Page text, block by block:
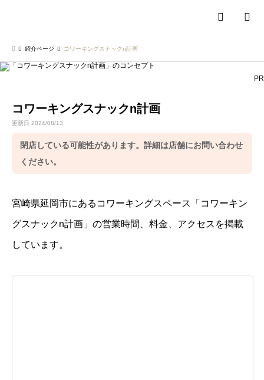
紹介ページ コワーキングスナックn計画
PR
コワーキングスナックn計画
更新日 2024/08/13
閉店している可能性があります。詳細は店舗にお問い合わせ
ください。
宮崎県延岡市にあるコワーキングスペース「コワーキン
グスナックn計画」の営業時間、料金、アクセスを掲載
しています。